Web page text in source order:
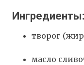
Ингредиенты:
творог
масло